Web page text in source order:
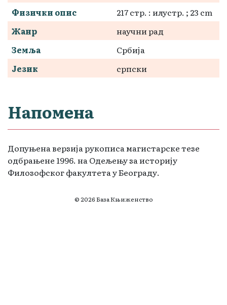
Физички опис
217 стр. : илустр. ; 23 cm
Жанр
научни рад
Земља
Србија
Језик
српски
Напомена
Допуњена верзија рукописа магистарске тезе
одбрањене 1996. на Одељењу за историју
Филозофског факултета у Београду.
© 2026 База Књиженство